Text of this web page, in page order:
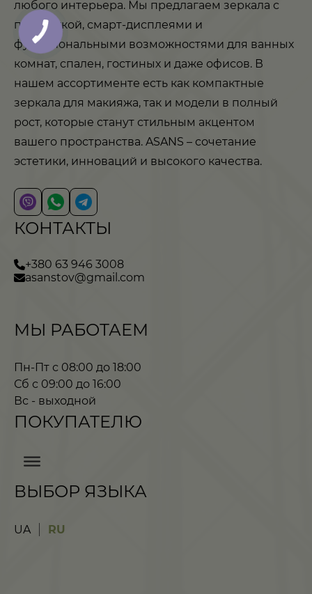
любого интерьера. Мы предлагаем зеркала с
подсветкой, смарт-дисплеями и
функциональными возможностями для ванных
комнат, спален, гостиных и даже офисов. В
нашем ассортименте есть как компактные
зеркала для макияжа, так и модели в полный
рост, которые станут стильным акцентом
вашего пространства. ASANS – сочетание
эстетики, инноваций и высокого качества.
КОНТАКТЫ
+380 63 946 3008
asanstov@gmail.com
МЫ РАБОТАЕМ
Пн-Пт с 08:00 до 18:00
Сб с 09:00 до 16:00
Вс - выходной
ПОКУПАТЕЛЮ
ВЫБОР ЯЗЫКА
UA RU